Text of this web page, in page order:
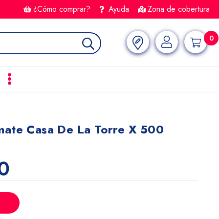
¿Cómo comprar? Ayuda Zona de cobertura
0
Casa De La Torre X 500